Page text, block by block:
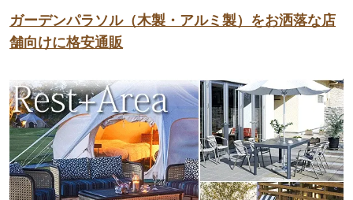
ガーデンパラソル（木製・アルミ製）をお洒落な店
舗向けに格安通販